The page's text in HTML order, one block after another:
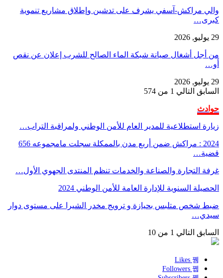
والي مراكش-آسفي يشرف على تدشين وإطلاق مشاريع تنموية
كبرى…
29 يوليو, 2026
من أجل أشغال صيانة شبكة الماء الصالح للشرب إعلان عن نقص
أو…
29 يوليو, 2026
السابق التالي 1 من 574
حوادث
زيارة استطلاعية للمدير العام للأمن الوطني ولمراقبة التراب…
2024 : مراكش ضمن أربع مدن بالممكلة سجلت مامجموعه 656
قضية…
غرفة التجارة والصناعة والخدمات تنظم المنتدى الجهوي الأول…
الحصيلة السنوية للإدارة العامة للأمن الوطني 2024
ضبط شخص متلبس بحيازة و ترويج مخدر الشيرا على مستوى دوار
سيدي…
السابق التالي 1 من 10